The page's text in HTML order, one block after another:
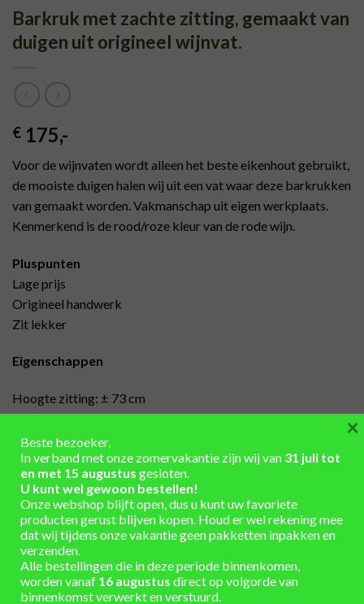
Barkruk met zachte zitting, gemaakt van
duigen uit origineel wijnvat.
€ 175,-
Voor de wijnvaten wordt alleen het beste eikenhout gebruikt,
de mooiste duigen halen wij uit een vat waar deze barkrukken
van gemaakt worden. Vakmanschap uit eigen werkplaats.
Kenmerkend is de rood/roze kleur van de rode wijn.
Pluspunten
Lage prijs
Origineel handwerk
Zit lekker
Eigenschappen
Hoogte zitting: ± 73 cm
Zitting: 30 cm
Materiaal: eikenhout, gemaakt van duigen uit een gebruikt
wijnvat
Artikelnummer: 75702
Barkruk met zachte zitting, gemaakt van duigen uit origineel
IN JE WINKELWAGEN
Beste bezoeker,
In verband met onze zomervakantie zijn wij van 31 juli tot
en met 15 augustus gesloten.
U kunt wel gewoon bestellen!
Onze webshop blijft open, dus u kunt uw favoriete
producten gerust blijven kopen. Houd er wel rekening mee
dat wij tijdens onze vakantie geen pakketten inpakken en
verzenden.
Alle bestellingen die in deze periode binnenkomen,
worden vanaf 16 augustus direct op volgorde van
binnenkomst verwerkt en verstuurd.
×